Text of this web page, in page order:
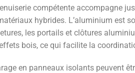
compétente accompagne
hybrides. L’aluminium est
les portails et clôtures
bois, ce qui facilite la
en panneaux isolants peuvent